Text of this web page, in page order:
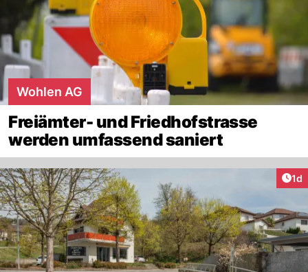
Wohlen AG
Freiämter- und Friedhofstrasse
werden umfassend saniert
1d